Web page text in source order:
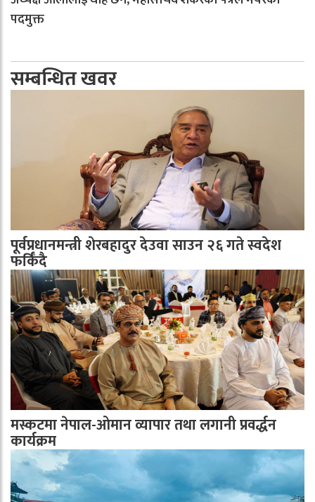
पदमुक्त
सम्बन्धित खवर
पूर्वप्रधानमन्त्री शेरबहादुर देउवा साउन २६ गते स्वदेश
फर्किँदै
मस्कटमा नेपाल-ओमान व्यापार तथा लगानी प्रवर्द्धन
कार्यक्रम